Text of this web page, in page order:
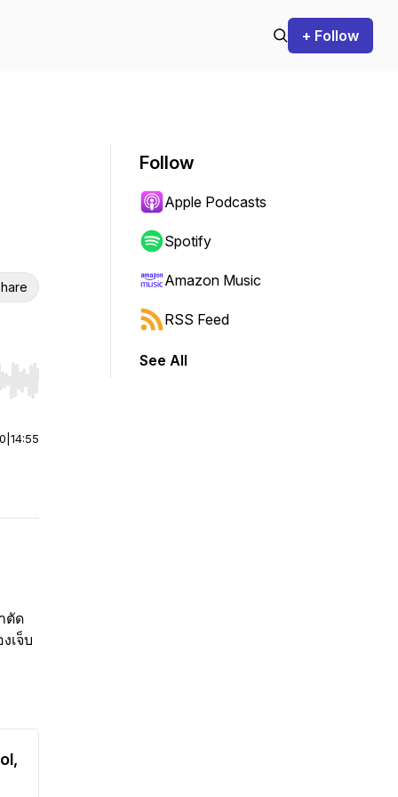
+ Follow
Hold shift to jump forward or backward.
14:55
ตัด
เจ็บ
Follow
Apple Podcasts
Spotify
Amazon Music
RSS Feed
See All